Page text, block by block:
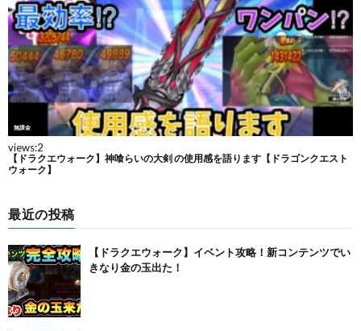
最近の投稿
【ドラクエウォーク】イベント攻略！新コンテンツでい
きなり金の玉出た！